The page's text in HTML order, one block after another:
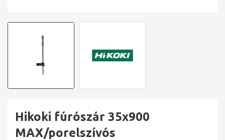
Hikoki fúrószár 35x900
MAX/porelszívós